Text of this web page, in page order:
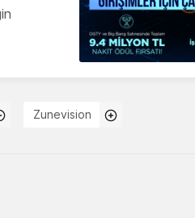
Zunevision